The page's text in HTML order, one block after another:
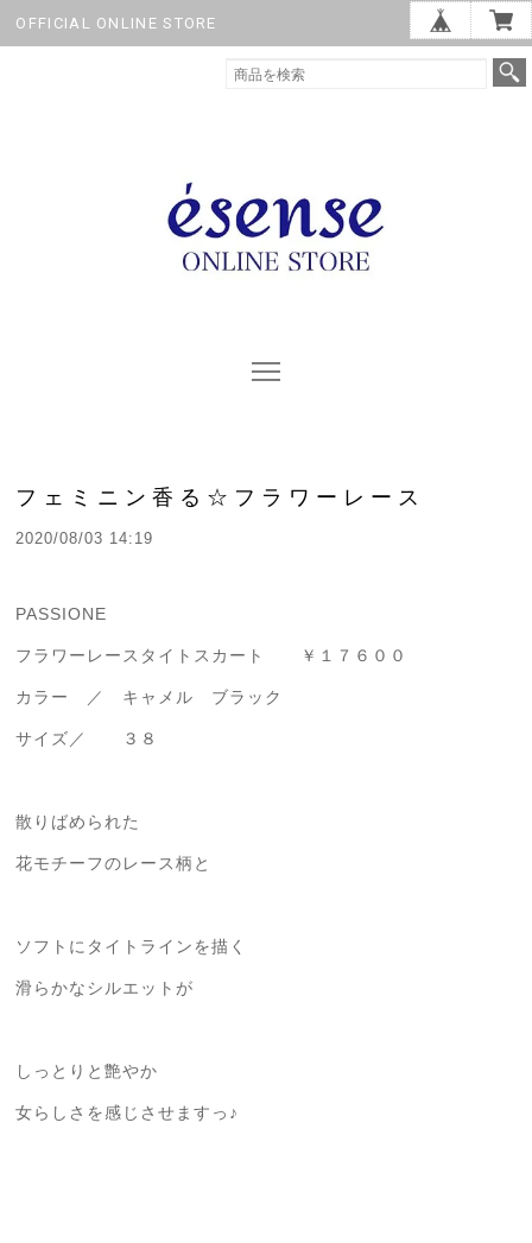
OFFICIAL ONLINE STORE
フェミニン香る☆フラワーレース
2020/08/03 14:19
PASSIONE
フラワーレースタイトスカート ￥１７６００
カラー ／ キャメル ブラック
サイズ／ ３８
散りばめられた
花モチーフのレース柄と
ソフトにタイトラインを描く
滑らかなシルエットが
しっとりと艶やか
女らしさを感じさせますっ♪